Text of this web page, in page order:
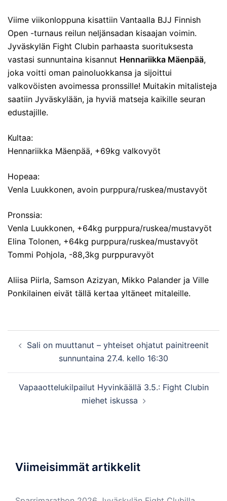
Viime viikonloppuna kisattiin Vantaalla BJJ Finnish
Open -turnaus reilun neljänsadan kisaajan voimin.
Jyväskylän Fight Clubin parhaasta suorituksesta
vastasi sunnuntaina kisannut Hennariikka Mäenpää,
joka voitti oman painoluokkansa ja sijoittui
valkovöisten avoimessa pronssille! Muitakin mitalisteja
saatiin Jyväskylään, ja hyviä matseja kaikille seuran
edustajille.
Kultaa:
Hennariikka Mäenpää, +69kg valkovyöt
Hopeaa:
Venla Luukkonen, avoin purppura/ruskea/mustavyöt
Pronssia:
Venla Luukkonen, +64kg purppura/ruskea/mustavyöt
Elina Tolonen, +64kg purppura/ruskea/mustavyöt
Tommi Pohjola, -88,3kg purppuravyöt
Aliisa Piirla, Samson Azizyan, Mikko Palander ja Ville
Ponkilainen eivät tällä kertaa yltäneet mitaleille.
navigation
Sali on muuttanut – yhteiset ohjatut painitreenit
sunnuntaina 27.4. kello 16:30
Vapaaottelukilpailut Hyvinkäällä 3.5.: Fight Clubin
miehet iskussa
Viimeisimmät artikkelit